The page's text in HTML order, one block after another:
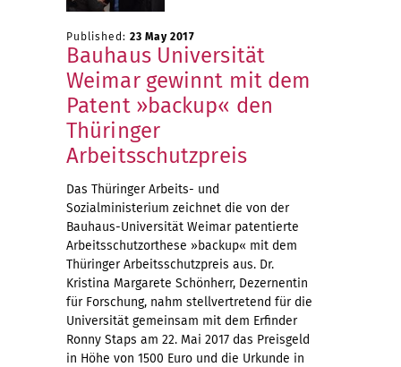
Published: 23 May 2017
Bauhaus Universität
Weimar gewinnt mit dem
Patent »backup« den
Thüringer
Arbeitsschutzpreis
Das Thüringer Arbeits- und
Sozialministerium zeichnet die von der
Bauhaus-Universität Weimar patentierte
Arbeitsschutzorthese »backup« mit dem
Thüringer Arbeitsschutzpreis aus. Dr.
Kristina Margarete Schönherr, Dezernentin
für Forschung, nahm stellvertretend für die
Universität gemeinsam mit dem Erfinder
Ronny Staps am 22. Mai 2017 das Preisgeld
in Höhe von 1500 Euro und die Urkunde in